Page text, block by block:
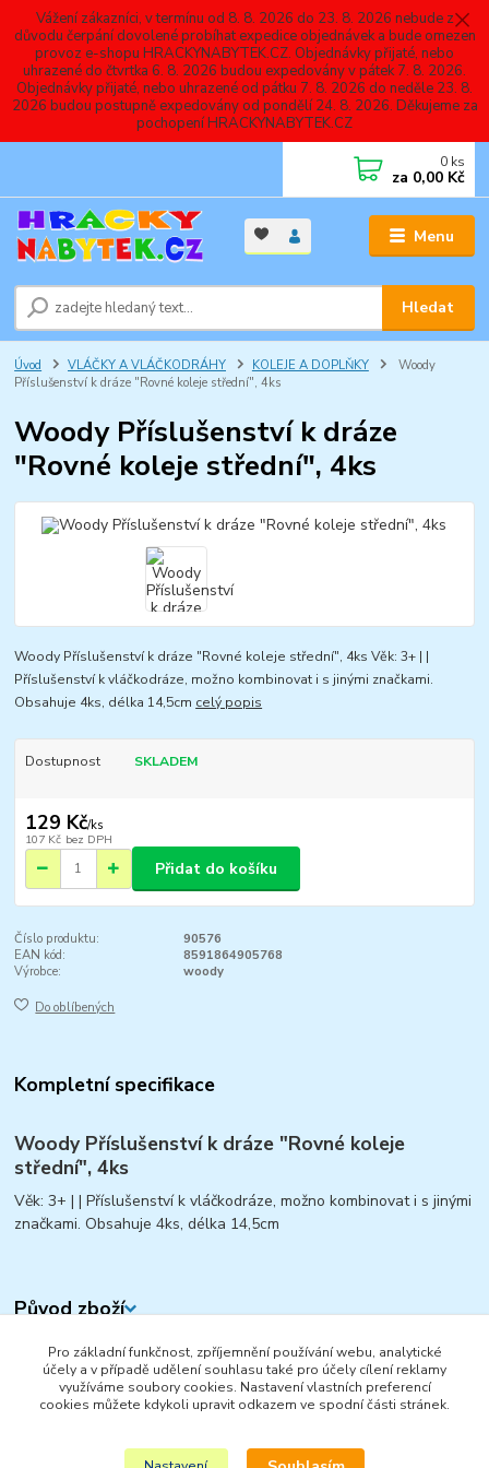
Vážení zákazníci, v termínu od 8. 8. 2026 do 23. 8. 2026 nebude z
důvodu čerpání dovolené probíhat expedice objednávek a bude omezen
provoz e-shopu HRACKYNABYTEK.CZ. Objednávky přijaté, nebo
uhrazené do čtvrtka 6. 8. 2026 budou expedovány v pátek 7. 8. 2026.
Objednávky přijaté, nebo uhrazené od pátku 7. 8. 2026 do neděle 23. 8.
2026 budou postupně expedovány od pondělí 24. 8. 2026. Děkujeme za
pochopení HRACKYNABYTEK.CZ
Menu
Hledat
0 ks
za 0,00 Kč
Úvod VLÁČKY A VLÁČKODRÁHY KOLEJE A DOPLŇKY
Woody
Příslušenství k dráze "Rovné koleje střední", 4ks
Woody Příslušenství k dráze
"Rovné koleje střední", 4ks
Woody Příslušenství k dráze "Rovné koleje střední", 4ks Věk: 3+ | |
Příslušenství k vláčkodráze, možno kombinovat i s jinými značkami.
Obsahuje 4ks, délka 14,5cm celý popis
Dostupnost SKLADEM
129 Kč/ks
107 Kč bez DPH
Přidat do košíku
Číslo produktu:
90576
EAN kód:
8591864905768
Výrobce:
woody
Do oblíbených
Kompletní specifikace
Woody Příslušenství k dráze "Rovné koleje
střední", 4ks
Věk: 3+ | | Příslušenství k vláčkodráze, možno kombinovat i s jinými
značkami. Obsahuje 4ks, délka 14,5cm
Původ zboží
Zboží zařazeno v kategoriích
VLÁČKY A VLÁČKODRÁHY
Pro základní funkčnost, zpříjemnění používání webu, analytické
účely a v případě udělení souhlasu také pro účely cílení reklamy
využíváme soubory cookies. Nastavení vlastních preferencí
cookies můžete kdykoli upravit odkazem ve spodní části stránek.